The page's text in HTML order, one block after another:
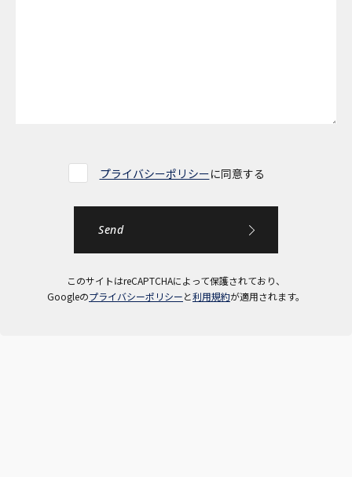
プライバシーポリシーに同意する
このサイトはreCAPTCHAによって保護されており、
Googleのプライバシーポリシーと利用規約が適用されます。